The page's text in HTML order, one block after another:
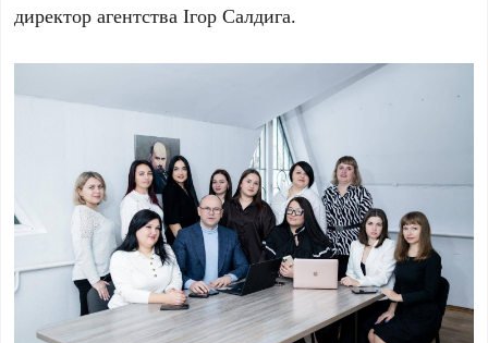
директор агентства Ігор Салдига.